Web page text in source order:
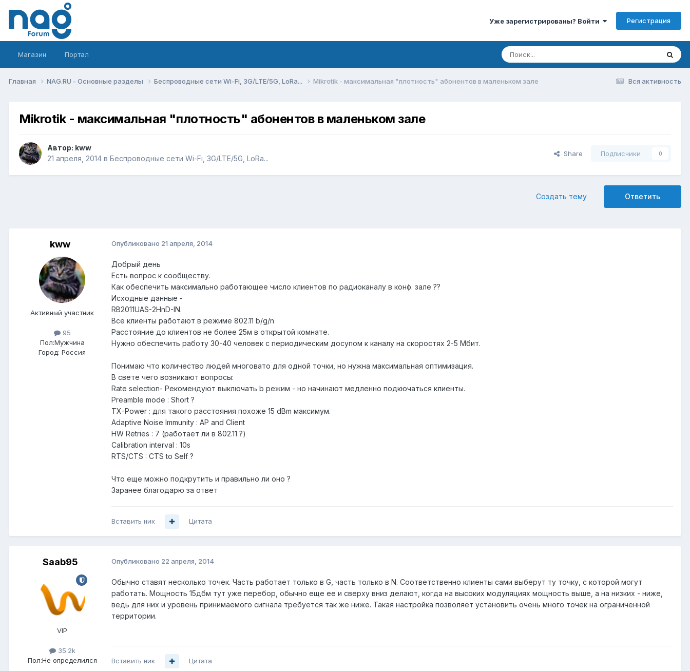
Уже зарегистрированы? Войти Регистрация
Магазин Портал
Вся активность
Главная NAG.RU - Основные разделы Беспроводные сети Wi-Fi, 3G/LTE/5G, LoRa... Mikrotik - максимальная "плотность" абонентов в маленьком зале
Mikrotik - максимальная "плотность" абонентов в маленьком зале
Автор: kww
21 апреля, 2014 в Беспроводные сети Wi-Fi, 3G/LTE/5G, LoRa...
Share Подписчики 0
Ответить
Создать тему
kww
Активный участник
95
Пол:Мужчина
Город: Россия
Опубликовано 21 апреля, 2014
Добрый день
Есть вопрос к сообществу.
Как обеспечить максимально работающее число клиентов по радиоканалу в конф. зале ??
Исходные данные -
RB2011UAS-2HnD-IN.
Все клиенты работают в режиме 802.11 b/g/n
Расстояние до клиентов не более 25м в открытой комнате.
Нужно обеспечить работу 30-40 человек с периодическим досупом к каналу на скоростях 2-5 Мбит.
Понимаю что количество людей многовато для одной точки, но нужна максимальная оптимизация.
В свете чего возникают вопросы:
Rate selection- Рекомендуют выключать b режим - но начинают медленно подкючаться клиенты.
Preamble mode : Short ?
TX-Power : для такого расстояния похоже 15 dBm максимум.
Adaptive Noise Immunity : AP and Client
HW Retries : 7 (работает ли в 802.11 ?)
Calibration interval : 10s
RTS/CTS : CTS to Self ?
Что еще можно подкрутить и правильно ли оно ?
Заранее благодарю за ответ
Вставить ник Цитата
Saab95
VIP
35.2k
Пол:Не определился
Опубликовано 22 апреля, 2014
Обычно ставят несколько точек. Часть работает только в G, часть только в N. Соответственно клиенты сами выберут ту точку, с которой могут
работать. Мощность 15дбм тут уже перебор, обычно еще ее и сверху вниз делают, когда на высоких модуляциях мощность выше, а на низких - ниже,
ведь для них и уровень принимаемого сигнала требуется так же ниже. Такая настройка позволяет установить очень много точек на ограниченной
территории.
Вставить ник Цитата